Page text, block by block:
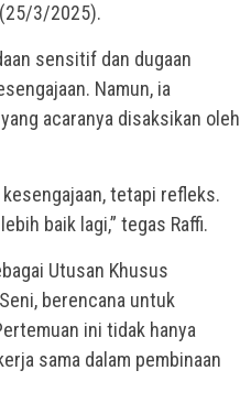
(25/3/2025).
sensitif dan dugaan
Namun, ia
acaranya disaksikan oleh
tetapi refleks.
baik lagi,” tegas Raffi.
Utusan Khusus
berencana untuk
ini tidak hanya
sama dalam pembinaan